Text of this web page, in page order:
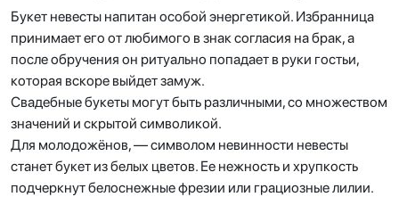
Букет невесты напитан особой энергетикой. Избранница
принимает его от любимого в знак согласия на брак, а
после обручения он ритуально попадает в руки гостьи,
которая вскоре выйдет замуж.
Свадебные букеты могут быть различными, со множеством
значений и скрытой символикой.
Для молодожёнов, — символом невинности невесты
станет букет из белых цветов. Ее нежность и хрупкость
подчеркнут белоснежные фрезии или грациозные лилии.